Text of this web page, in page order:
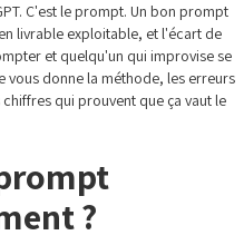
C'est le prompt. Un bon prompt
livrable exploitable, et l'écart de
et quelqu'un qui improvise se
vous donne la méthode, les erreurs
qui prouvent que ça vaut le
?